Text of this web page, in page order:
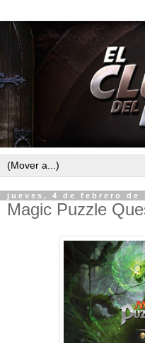
jueves, 4 de febrero de
Magic Puzzle